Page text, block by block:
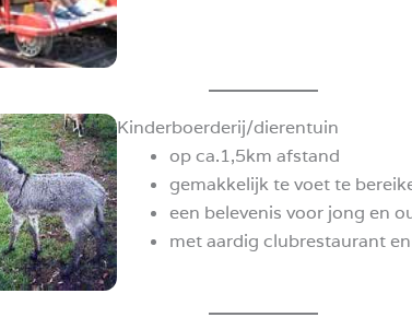
Kinderboerderij/dierentuin
op ca.1,5km afstand
gemakkelijk te voet te
een belevenis voor jong en
met aardig clubrestaurant